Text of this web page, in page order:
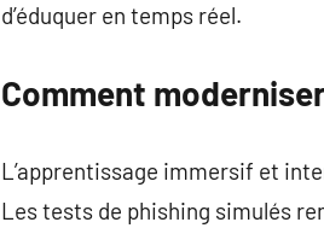
d’éduquer en temps réel.
Comment
L’apprentissage immersif et
Les tests de phishing simulés